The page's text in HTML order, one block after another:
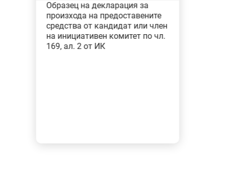
Образец на декларация за
произхода на дарените
средства от физическо лице
чл. 169, ал. 1 от ИК